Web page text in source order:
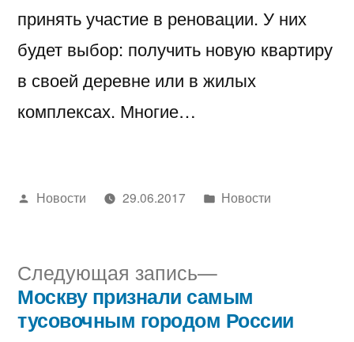
принять участие в реновации. У них
будет выбор: получить новую квартиру
в своей деревне или в жилых
комплексах. Многие…
Написано
Новости 29.06.2017
Написано
Новости
Навигация
Следующая запись
Следующая
запись:
Москву признали самым
тусовочным городом России